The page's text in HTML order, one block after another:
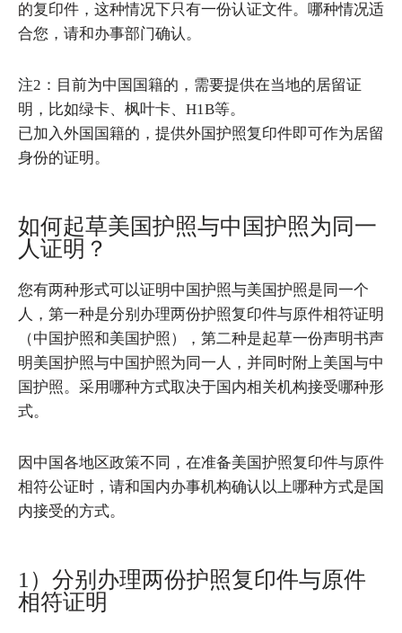
的复印件，这种情况下只有一份认证文件。哪种情况适
合您，请和办事部门确认。
注2：目前为中国国籍的，需要提供在当地的居留证
明，比如绿卡、枫叶卡、H1B等。
已加入外国国籍的，提供外国护照复印件即可作为居留
身份的证明。
如何起草美国护照与中国护照为同一
人证明？
您有两种形式可以证明中国护照与美国护照是同一个
人，第一种是分别办理两份护照复印件与原件相符证明
（中国护照和美国护照），第二种是起草一份声明书声
明美国护照与中国护照为同一人，并同时附上美国与中
国护照。采用哪种方式取决于国内相关机构接受哪种形
式。
因中国各地区政策不同，在准备美国护照复印件与原件
相符公证时，请和国内办事机构确认以上哪种方式是国
内接受的方式。
1）分别办理两份护照复印件与原件
相符证明